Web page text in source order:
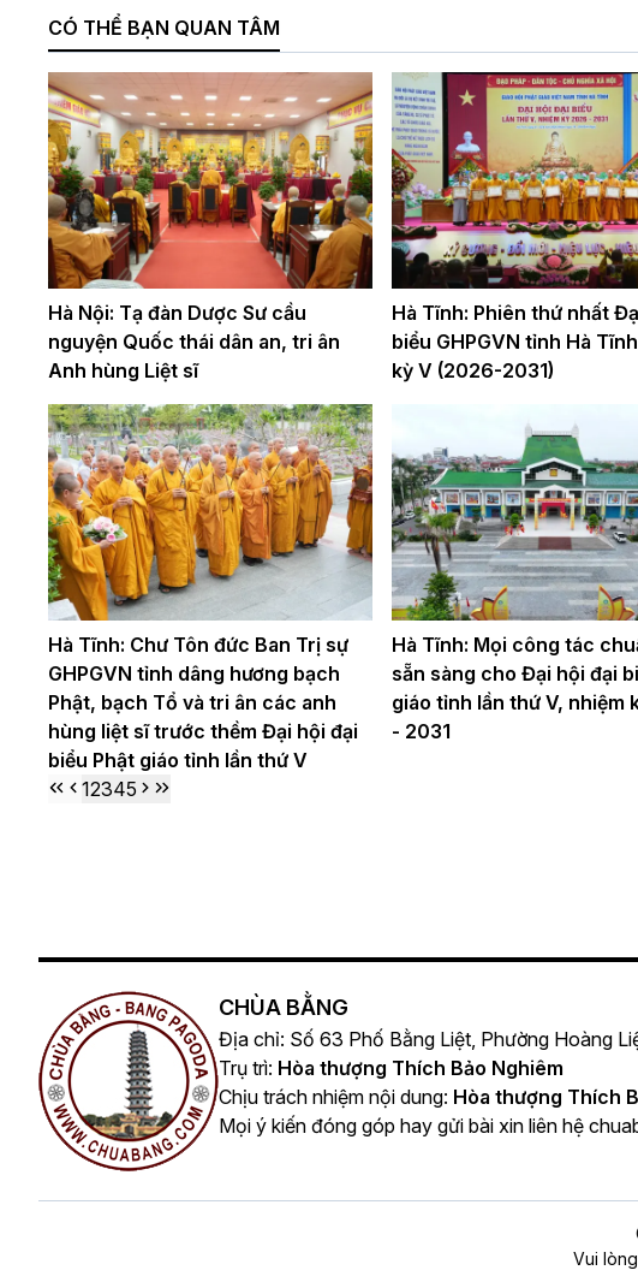
CÓ THỂ BẠN QUAN TÂM
Hà Nội: Tạ đàn Dược Sư cầu
nguyện Quốc thái dân an, tri ân
Anh hùng Liệt sĩ
Hà Tĩnh: Phiên thứ nhất
biểu GHPGVN tỉnh Hà
kỳ V (2026-2031)
Hà Tĩnh: Chư Tôn đức Ban Trị sự
GHPGVN tỉnh dâng hương bạch
Phật, bạch Tổ và tri ân các anh
hùng liệt sĩ trước thềm Đại hội đại
biểu Phật giáo tỉnh lần thứ V
Hà Tĩnh: Mọi công tác
sẵn sàng cho Đại hội đại
giáo tỉnh lần thứ V, nhiệm
- 2031
12345
CHÙA BẰNG
Địa chỉ: Số 63 Phố Bằng Liệt, Phường Hoàng
Trụ trì: Hòa thượng Thích Bảo Nghiêm
Chịu trách nhiệm nội dung: Hòa thượng Thích
Mọi ý kiến đóng góp hay gửi bài xin liên hệ
Vui